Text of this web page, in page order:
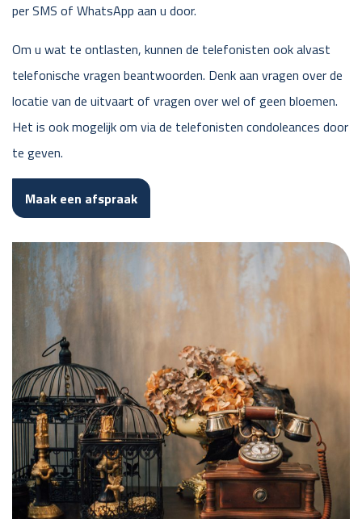
per SMS of WhatsApp aan u door.
Om u wat te ontlasten, kunnen de telefonisten ook alvast
telefonische vragen beantwoorden. Denk aan vragen over de
locatie van de uitvaart of vragen over wel of geen bloemen.
Het is ook mogelijk om via de telefonisten condoleances door
te geven.
Maak een afspraak